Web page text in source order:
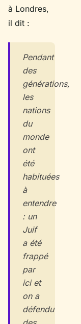
à Londres,
il dit :
Pendant
des
générations,
les
nations
du
monde
ont
été
habituées
à
entendre
: un
Juif
a été
frappé
par
ici et
on a
défendu